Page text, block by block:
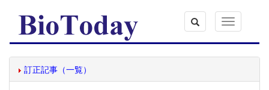
Toggle
navigation
訂正記事（一覧）